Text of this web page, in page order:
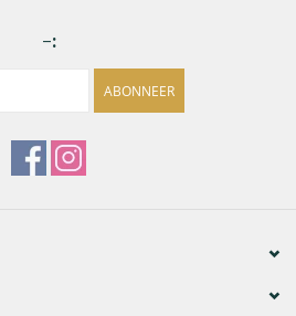
-:
ABONNEER